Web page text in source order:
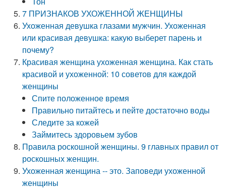
7 ПРИЗНАКОВ УХОЖЕННОЙ ЖЕНЩИНЫ
Ухоженная девушка глазами мужчин. Ухоженная
или красивая девушка: какую выберет парень и
почему?
Красивая женщина ухоженная женщина. Как стать
красивой и ухоженной: 10 советов для каждой
женщины
Спите положенное время
Правильно питайтесь и пейте достаточно воды
Следите за кожей
Займитесь здоровьем зубов
Правила роскошной женщины. 9 главных правил от
роскошных женщин.
Ухоженная женщина -- это. Заповеди ухоженной
женщины